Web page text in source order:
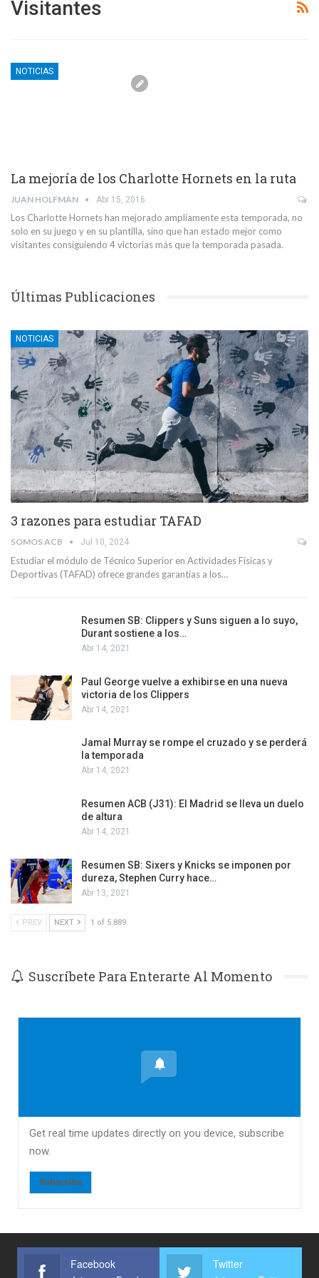
Visitantes
NOTICIAS
La mejoría de los Charlotte Hornets en la ruta
JUAN HOLFMAN Abr 15, 2016
Los Charlotte Hornets han mejorado ampliamente esta temporada, no
solo en su juego y en su plantilla, sino que han estado mejor como
visitantes consiguiendo 4 victorias más que la temporada pasada.
Últimas Publicaciones
NOTICIAS
3 razones para estudiar TAFAD
SOMOS ACB Jul 10, 2024
Estudiar el módulo de Técnico Superior en Actividades Físicas y
Deportivas (TAFAD) ofrece grandes garantías a los…
Resumen SB: Clippers y Suns siguen a lo suyo,
Durant sostiene a los…
Abr 14, 2021
Paul George vuelve a exhibirse en una nueva
victoria de los Clippers
Abr 14, 2021
Jamal Murray se rompe el cruzado y se perderá
la temporada
Abr 14, 2021
Resumen ACB (J31): El Madrid se lleva un duelo
de altura
Abr 14, 2021
Resumen SB: Sixers y Knicks se imponen por
dureza, Stephen Curry hace…
Abr 13, 2021
PREV NEXT 1 of 5.889
Suscríbete Para Enterarte Al Momento
Get real time updates directly on you device, subscribe
now.
Subscribe
Facebook Twitter